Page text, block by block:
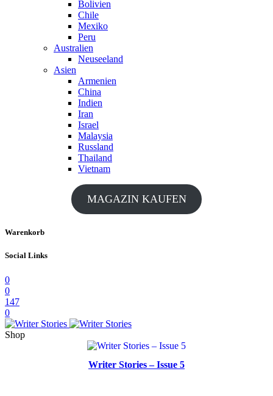
Bolivien
Chile
Mexiko
Peru
Australien
Neuseeland
Asien
Armenien
China
Indien
Iran
Israel
Malaysia
Russland
Thailand
Vietnam
MAGAZIN KAUFEN
Warenkorb
Social Links
0
0
147
0
Shop
Writer Stories – Issue 5